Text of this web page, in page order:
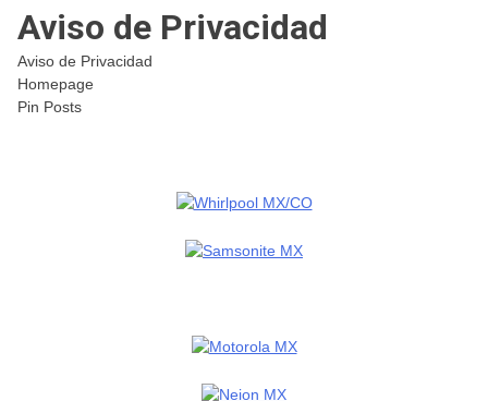
Aviso de Privacidad
Aviso de Privacidad
Homepage
Pin Posts